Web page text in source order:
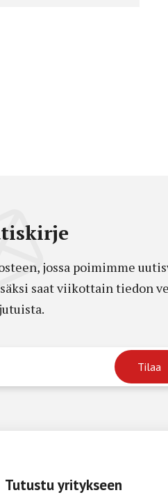
jossa poimimme
saat viikottain tiedon
Tutustu yritykseen